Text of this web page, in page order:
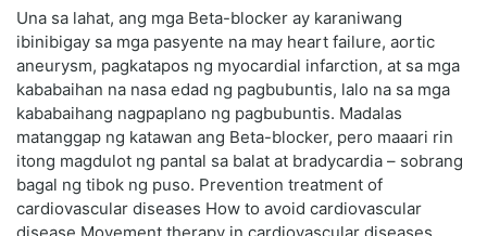
Una sa lahat, ang mga Beta-blocker ay karaniwang
ibinibigay sa mga pasyente na may heart failure, aortic
aneurysm, pagkatapos ng myocardial infarction, at sa mga
kababaihan na nasa edad ng pagbubuntis, lalo na sa mga
kababaihang nagpaplano ng pagbubuntis. Madalas
matanggap ng katawan ang Beta-blocker, pero maaari rin
itong magdulot ng pantal sa balat at bradycardia – sobrang
bagal ng tibok ng puso. Prevention treatment of
cardiovascular diseases How to avoid cardiovascular